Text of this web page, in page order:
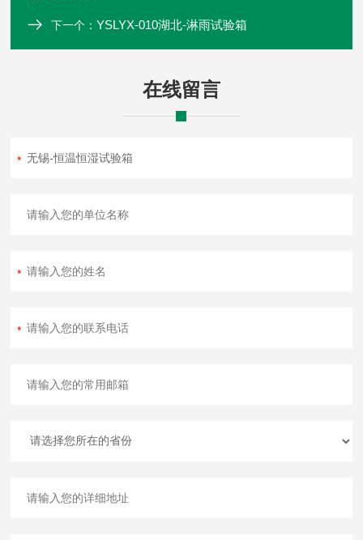
下一个：YSLYX-010湖北-淋雨试验箱
在线留言